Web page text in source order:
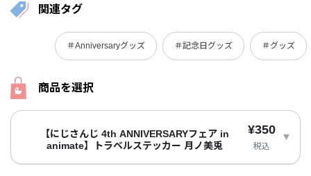
関連タグ
＃Anniversaryグッズ ＃記念日グッズ ＃グッズ
商品を選択
【にじさんじ 4th ANNIVERSARYフェア in
animate】トラベルステッカー 月ノ美兎
¥350
税込